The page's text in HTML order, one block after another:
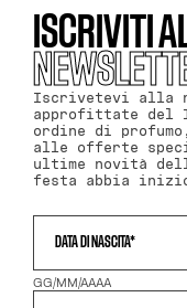
ISCRIVITI
Iscrivetevi alla
approfittate del
ordine di
alle offerte
ultime novità
festa abbia
DATA DI NASCITA*
GG/MM/AAAA